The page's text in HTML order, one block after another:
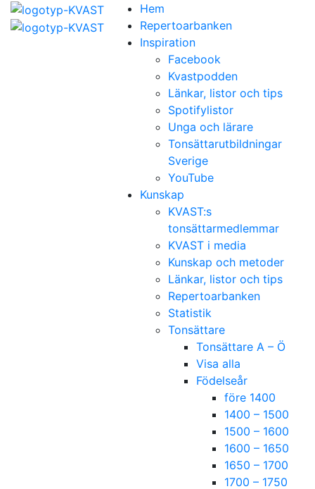
Hem
Repertoarbanken
Inspiration
Facebook
Kvastpodden
Länkar, listor och tips
Spotifylistor
Unga och lärare
Tonsättarutbildningar
Sverige
YouTube
Kunskap
KVAST:s
tonsättarmedlemmar
KVAST i media
Kunskap och metoder
Länkar, listor och tips
Repertoarbanken
Statistik
Tonsättare
Tonsättare A – Ö
Visa alla
Födelseår
före 1400
1400 – 1500
1500 – 1600
1600 – 1650
1650 – 1700
1700 – 1750